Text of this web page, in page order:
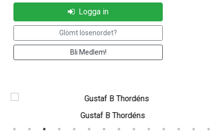
Logga in
Glömt lösenordet?
Bli Medlem!
Gustaf B Thordéns